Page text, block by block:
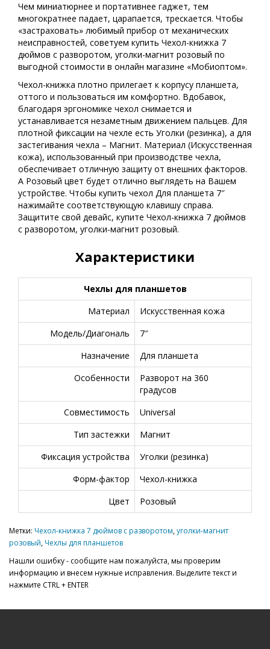
Чем миниатюрнее и портативнее гаджет, тем
многократнее падает, царапается, трескается. Чтобы
«застраховать» любимый прибор от механических
неисправностей, советуем купить Чехол-книжка 7
дюймов с разворотом, уголки-магнит розовый по
выгодной стоимости в онлайн магазине «Мобиоптом».
Чехол-книжка плотно прилегает к корпусу планшета,
оттого и пользоваться им комфортно. Вдобавок,
благодаря эргономике чехол снимается и
устанавливается незаметным движением пальцев. Для
плотной фиксации на чехле есть Уголки (резинка), а для
застегивания чехла – Магнит. Материал (Искусственная
кожа), использованный при производстве чехла,
обеспечивает отличную защиту от внешних факторов.
А Розовый цвет будет отлично выглядеть на Вашем
устройстве. Чтобы купить чехол Для планшета 7″
нажимайте соответствующую клавишу справа.
Защитите свой девайс, купите Чехол-книжка 7 дюймов
с разворотом, уголки-магнит розовый.
Характеристики
Чехлы для планшетов
Материал
Искусственная кожа
Модель/Диагональ
7″
Назначение
Для планшета
Особенности
Разворот на 360
градусов
Совместимость
Universal
Тип застежки
Магнит
Фиксация устройства
Уголки (резинка)
Форм-фактор
Чехол-книжка
Цвет
Розовый
Метки: Чехол-книжка 7 дюймов с разворотом,уголки-магнит
розовый,Чехлы для планшетов
Нашли ошибку - сообщите нам пожалуйста, мы проверим
информацию и внесем нужные исправления. Выделите текст и
нажмите CTRL + ENTER